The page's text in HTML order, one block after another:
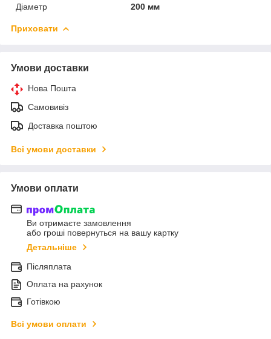
Діаметр
200 мм
Приховати
Умови доставки
Нова Пошта
Самовивіз
Доставка поштою
Всі умови доставки
Умови оплати
Ви отримаєте замовлення
або гроші повернуться на вашу картку
Детальніше
Післяплата
Оплата на рахунок
Готівкою
Всі умови оплати